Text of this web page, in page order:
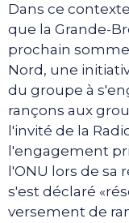
Dans ce
que la Grande-
prochain
Nord, une
du groupe à
rançons aux
l'invité de la
l'engagement
l'ONU lors de sa
s'est déclaré
versement de